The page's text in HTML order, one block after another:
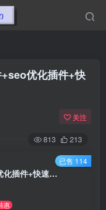
优化插件+快
关注
813 213
百度SEO合集 WordPress插件+seo优化插件+快速收录+网站蜘蛛
惠
已售 114